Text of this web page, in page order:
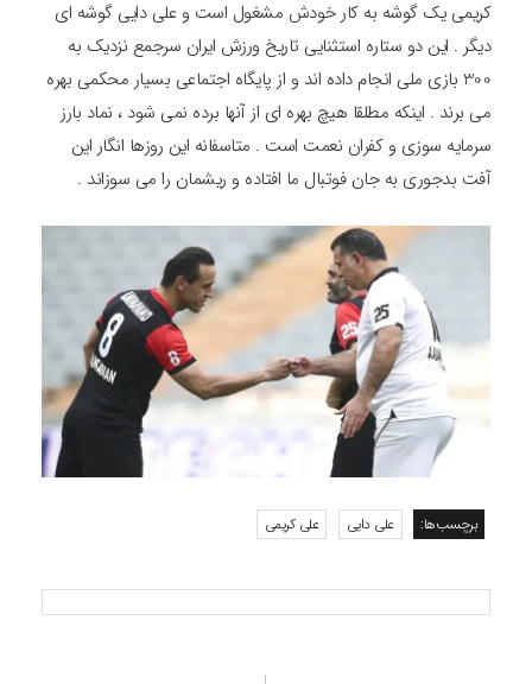
کریمی یک گوشه به کار خودش مشغول است و علی دایی گوشه ای
دیگر . این دو ستاره استثنایی تاریخ ورزش ایران سرجمع نزدیک به
300 بازی ملی انجام داده اند و از پایگاه اجتماعی بسیار محکمی بهره
می برند . اینکه مطلقا هیچ بهره ای از آنها برده نمی شود ، نماد بارز
سرمایه سوزی و کفران نعمت است . متاسفانه این روزها انگار این
آفت بدجوری به جان فوتبال ما افتاده و ریشمان را می سوزاند .
برچسب‌ها: علی دایی علی کریمی